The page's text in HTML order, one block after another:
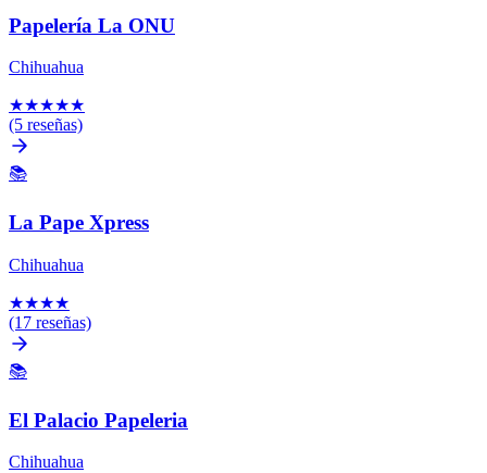
Papelería La ONU
Chihuahua
★★★★★
(5 reseñas)
📚
La Pape Xpress
Chihuahua
★★★★
(17 reseñas)
📚
El Palacio Papeleria
Chihuahua